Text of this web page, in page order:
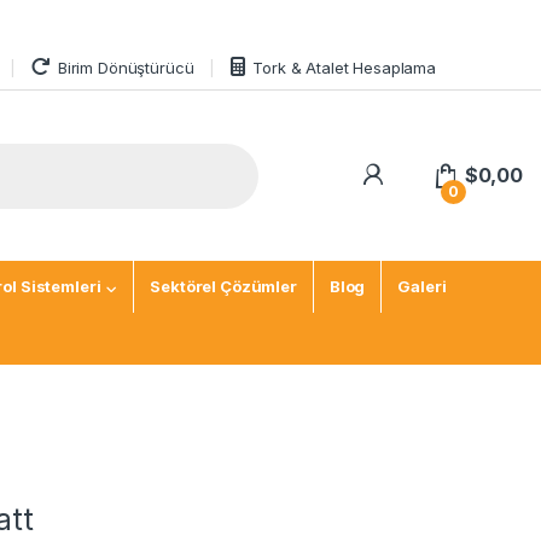
Birim Dönüştürücü Tork & Atalet Hesaplama
0
$0,00
Sistemleri Sektörel Çözümler Blog Galeri